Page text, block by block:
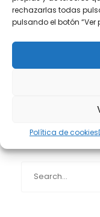
rechazarlas todas
pulsando el botón “Ver
Política de cookies
Protección de